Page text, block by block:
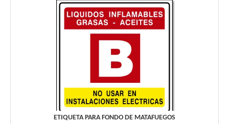
ETIQUETA PARA FONDO DE MATAFUEGOS